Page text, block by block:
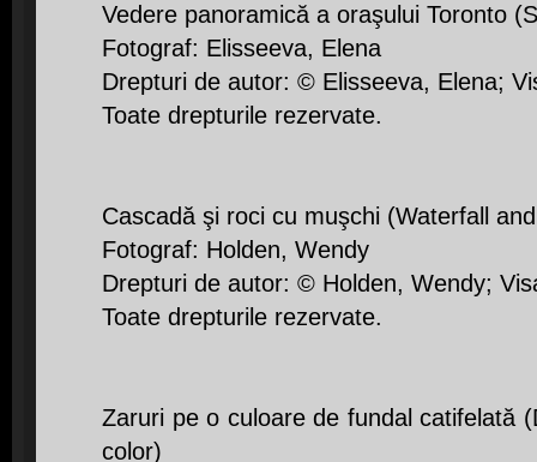
Vedere panoramică a oraşului Toronto
Fotograf: Elisseeva, Elena
Drepturi de autor: © Elisseeva, Elena;
Toate drepturile rezervate.
Cascadă şi roci cu muşchi (Waterfall
Fotograf: Holden, Wendy
Drepturi de autor: © Holden, Wendy;
Toate drepturile rezervate.
Zaruri pe o culoare de fundal catifelată
color)